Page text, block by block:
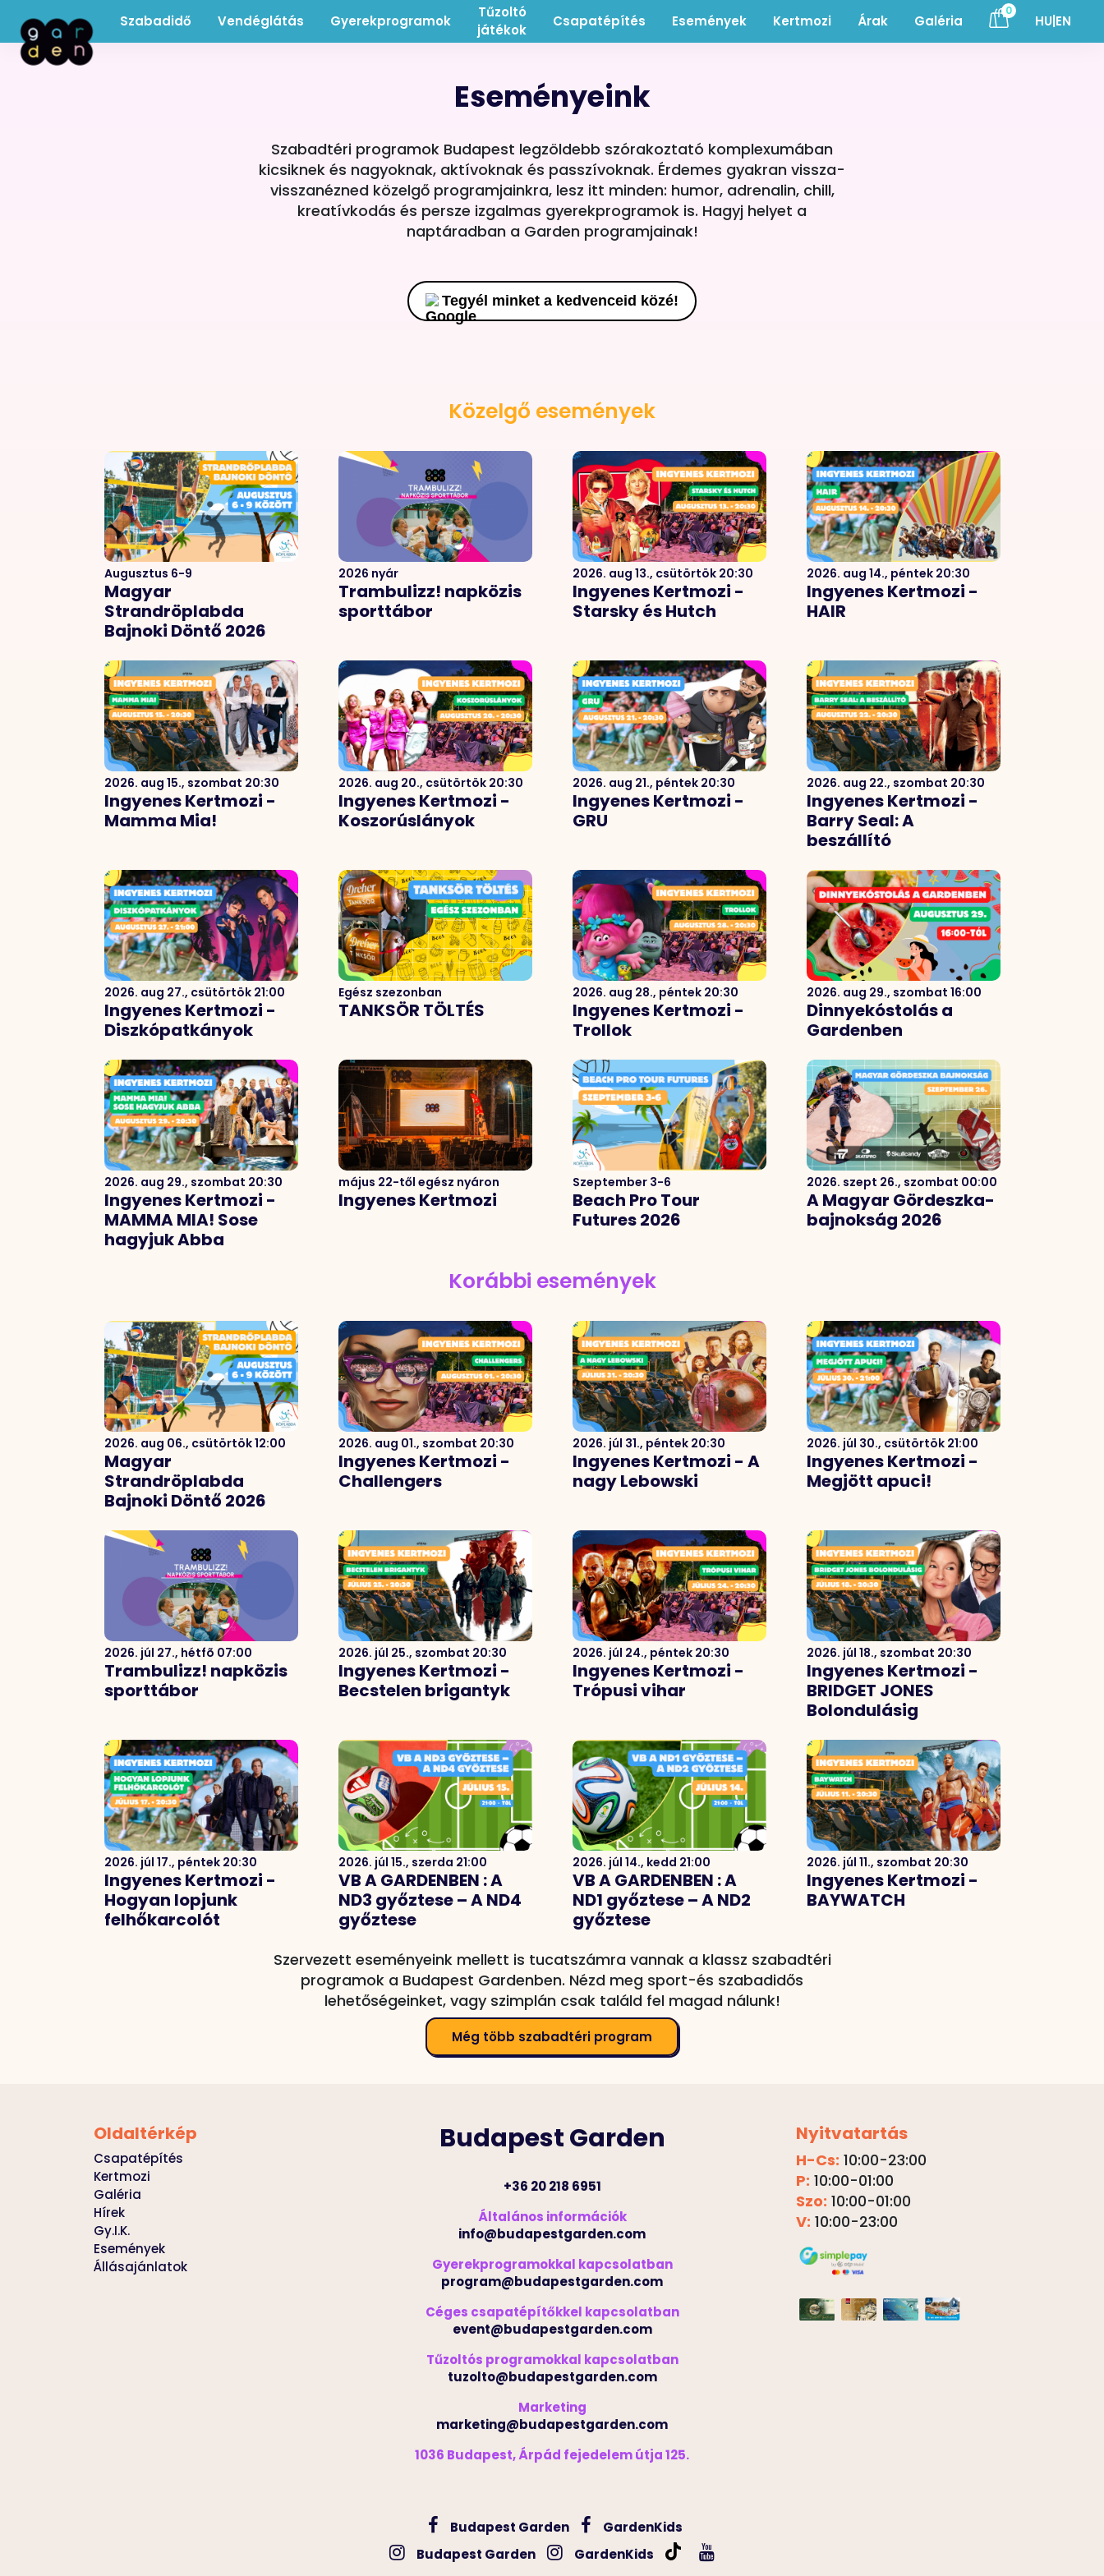
Szabadidő Vendéglátás Gyerekprogramok
Tűzoltó
játékok
Csapatépítés Események Kertmozi Árak Galéria
0
HU|EN
Eseményeink
Szabadtéri programok Budapest legzöldebb szórakoztató komplexumában
kicsiknek és nagyoknak, aktívoknak és passzívoknak. Érdemes gyakran vissza-
visszanézned közelgő programjainkra, lesz itt minden: humor, adrenalin, chill,
kreatívkodás és persze izgalmas gyerekprogramok is. Hagyj helyet a
naptáradban a Garden programjainak!
Tegyél minket a kedvenceid közé!
Közelgő események
Augusztus 6-9
Magyar
Strandröplabda
Bajnoki Döntő 2026
2026 nyár
Trambulizz! napközis
sporttábor
2026. aug 13., csütörtök 20:30
Ingyenes Kertmozi -
Starsky és Hutch
2026. aug 14., péntek 20:30
Ingyenes Kertmozi -
HAIR
2026. aug 15., szombat 20:30
Ingyenes Kertmozi -
Mamma Mia!
2026. aug 20., csütörtök 20:30
Ingyenes Kertmozi -
Koszorúslányok
2026. aug 21., péntek 20:30
Ingyenes Kertmozi -
GRU
2026. aug 22., szombat 20:30
Ingyenes Kertmozi -
Barry Seal: A
beszállító
2026. aug 27., csütörtök 21:00
Ingyenes Kertmozi -
Diszkópatkányok
Egész szezonban
TANKSÖR TÖLTÉS
2026. aug 28., péntek 20:30
Ingyenes Kertmozi -
Trollok
2026. aug 29., szombat 16:00
Dinnyekóstolás a
Gardenben
2026. aug 29., szombat 20:30
Ingyenes Kertmozi -
MAMMA MIA! Sose
hagyjuk Abba
május 22-től egész nyáron
Ingyenes Kertmozi
Szeptember 3-6
Beach Pro Tour
Futures 2026
2026. szept 26., szombat 00:00
A Magyar Gördeszka-
bajnokság 2026
Korábbi események
2026. aug 06., csütörtök 12:00
Magyar
Strandröplabda
Bajnoki Döntő 2026
2026. aug 01., szombat 20:30
Ingyenes Kertmozi -
Challengers
2026. júl 31., péntek 20:30
Ingyenes Kertmozi - A
nagy Lebowski
2026. júl 30., csütörtök 21:00
Ingyenes Kertmozi -
Megjött apuci!
2026. júl 27., hétfõ 07:00
Trambulizz! napközis
sporttábor
2026. júl 25., szombat 20:30
Ingyenes Kertmozi -
Becstelen brigantyk
2026. júl 24., péntek 20:30
Ingyenes Kertmozi -
Trópusi vihar
2026. júl 18., szombat 20:30
Ingyenes Kertmozi -
BRIDGET JONES
Bolondulásig
2026. júl 17., péntek 20:30
Ingyenes Kertmozi -
Hogyan lopjunk
felhőkarcolót
2026. júl 15., szerda 21:00
VB A GARDENBEN : A
ND3 győztese – A ND4
győztese
2026. júl 14., kedd 21:00
VB A GARDENBEN : A
ND1 győztese – A ND2
győztese
2026. júl 11., szombat 20:30
Ingyenes Kertmozi -
BAYWATCH
Szervezett eseményeink mellett is tucatszámra vannak a klassz szabadtéri
programok a Budapest Gardenben. Nézd meg sport-és szabadidős
lehetőségeinket, vagy szimplán csak találd fel magad nálunk!
Még több szabadtéri program
Oldaltérkép
Csapatépítés
Kertmozi
Galéria
Hírek
Gy.I.K.
Események
Állásajánlatok
Budapest Garden
+36 20 218 6951
Általános információk
info@budapestgarden.com
Gyerekprogramokkal kapcsolatban
program@budapestgarden.com
Céges csapatépítőkkel kapcsolatban
event@budapestgarden.com
Tűzoltós programokkal kapcsolatban
tuzolto@budapestgarden.com
Marketing
marketing@budapestgarden.com
1036 Budapest, Árpád fejedelem útja 125.
Budapest Garden
GardenKids
Budapest Garden
GardenKids
Nyitvatartás
H-Cs: 10:00-23:00
P: 10:00-01:00
Szo: 10:00-01:00
V: 10:00-23:00